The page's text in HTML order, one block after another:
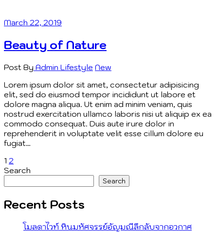
March 22, 2019
Beauty of Nature
Post By Admin Lifestyle New
Lorem ipsum dolor sit amet, consectetur adipisicing
elit, sed do eiusmod tempor incididunt ut labore et
dolore magna aliqua. Ut enim ad minim veniam, quis
nostrud exercitation ullamco laboris nisi ut aliquip ex ea
commodo consequat. Duis aute irure dolor in
reprehenderit in voluptate velit esse cillum dolore eu
fugiat…
Posts
pagination
Page
1 Page
2
page
Search
Search
Recent Posts
โมลดาไวท์ หินมหัศจรรย์อัญมณีลึกลับจากอวกาศ